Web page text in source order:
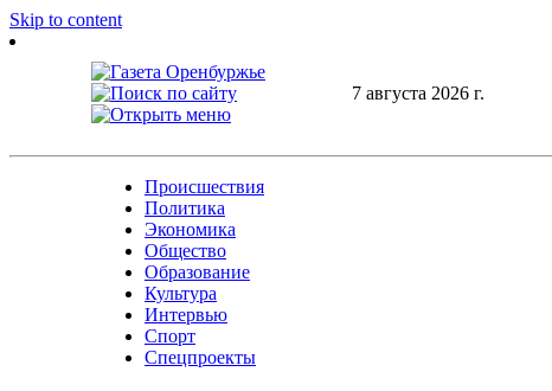
Skip to content
7 августа 2026 г.
Происшествия
Политика
Экономика
Общество
Образование
Культура
Интервью
Спорт
Спецпроекты